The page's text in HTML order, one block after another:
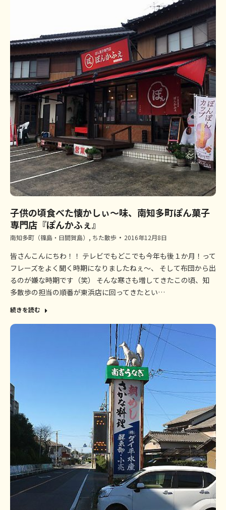
子供の頃食べた懐かしぃ～味、南知多町ぽん菓子
専門店『ぽんかふぇ』
南知多町（篠島・日間賀島） , ちた散歩 2016年12月8日
皆さんこんにちわ！！ テレビでもどこでも今年も後１か月！って
フレーズをよく聞く時期になりましたねぇ～、 そして布団から出
るのが嫌な時期です（笑） そんな寒さも増してきたこの頃、知
多散歩の担当の順番が東浜店に回ってきたとい…
続きを読む